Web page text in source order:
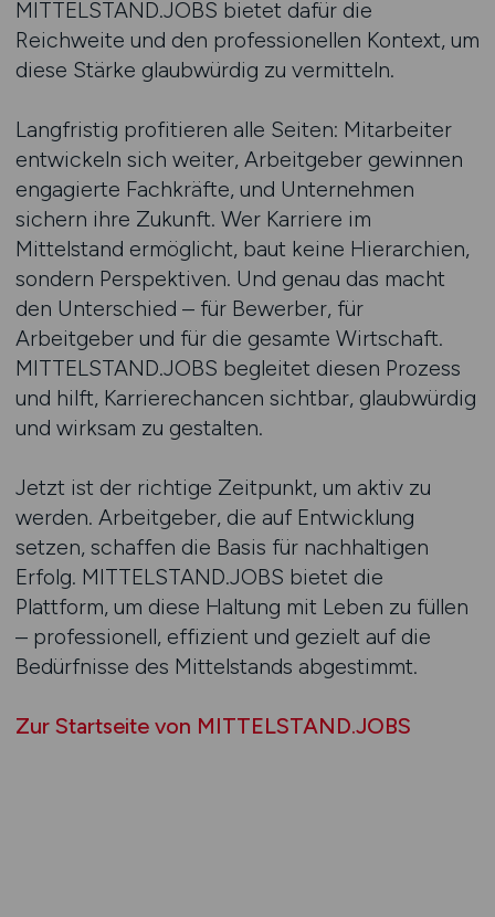
MITTELSTAND.JOBS bietet dafür die
Reichweite und den professionellen Kontext, um
diese Stärke glaubwürdig zu vermitteln.
Langfristig profitieren alle Seiten: Mitarbeiter
entwickeln sich weiter, Arbeitgeber gewinnen
engagierte Fachkräfte, und Unternehmen
sichern ihre Zukunft. Wer Karriere im
Mittelstand ermöglicht, baut keine Hierarchien,
sondern Perspektiven. Und genau das macht
den Unterschied – für Bewerber, für
Arbeitgeber und für die gesamte Wirtschaft.
MITTELSTAND.JOBS begleitet diesen Prozess
und hilft, Karrierechancen sichtbar, glaubwürdig
und wirksam zu gestalten.
Jetzt ist der richtige Zeitpunkt, um aktiv zu
werden. Arbeitgeber, die auf Entwicklung
setzen, schaffen die Basis für nachhaltigen
Erfolg. MITTELSTAND.JOBS bietet die
Plattform, um diese Haltung mit Leben zu füllen
– professionell, effizient und gezielt auf die
Bedürfnisse des Mittelstands abgestimmt.
Zur Startseite von MITTELSTAND.JOBS